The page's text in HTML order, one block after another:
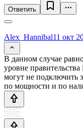
Ответить
Alex_Hannibal11 окт
В данном случае
уровне
могут не подключить
по мощности и по